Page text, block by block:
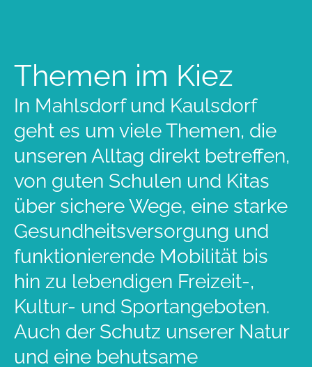
Themen im Kiez
In Mahlsdorf und Kaulsdorf
geht es um viele Themen, die
unseren Alltag direkt betreffen,
von guten Schulen und Kitas
über sichere Wege, eine starke
Gesundheitsversorgung und
funktionierende Mobilität bis
hin zu lebendigen Freizeit-,
Kultur- und Sportangeboten.
Auch der Schutz unserer Natur
und eine behutsame